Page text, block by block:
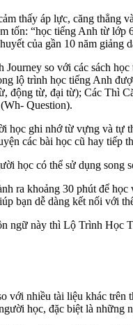
thấy áp lực, căng
tốn: “học tiếng Anh từ
của gần 10 năm
so với các sách
lộ trình học tiếng Anh
động từ, đại từ); Các Thì
Question).
học ghi nhớ từ vựng và
các bài học cũ hay tiếp
học có thể sử dụng
ra khoảng 30 phút để
bạn dễ dàng kết nối với
ngữ này thì Lộ Trình Học
với nhiều tài liệu khác
học, đặc biệt là